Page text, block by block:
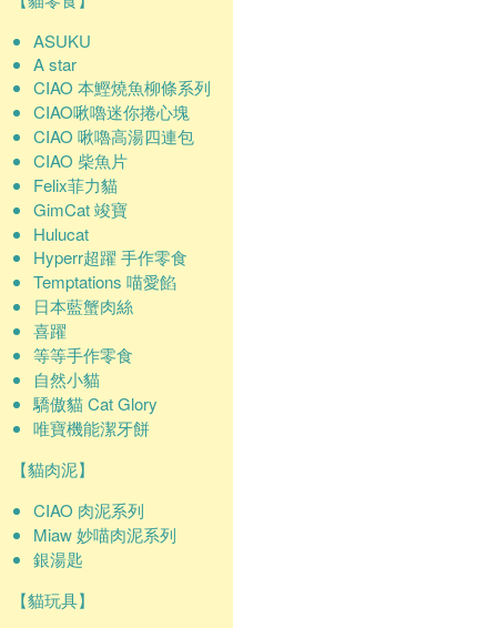
ASUKU
A star
CIAO 本鰹燒魚柳條系列
CIAO啾嚕迷你捲心塊
CIAO 啾嚕高湯四連包
CIAO 柴魚片
Felix菲力貓
GimCat 竣寶
Hulucat
Hyperr超躍 手作零食
Temptations 喵愛餡
日本藍蟹肉絲
喜躍
等等手作零食
自然小貓
驕傲貓 Cat Glory
唯寶機能潔牙餅
【貓肉泥】
CIAO 肉泥系列
Miaw 妙喵肉泥系列
銀湯匙
【貓玩具】